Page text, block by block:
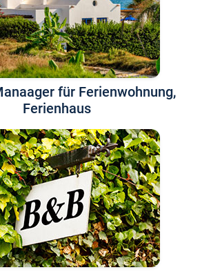
für Ferienwohnung,
Ferienhaus